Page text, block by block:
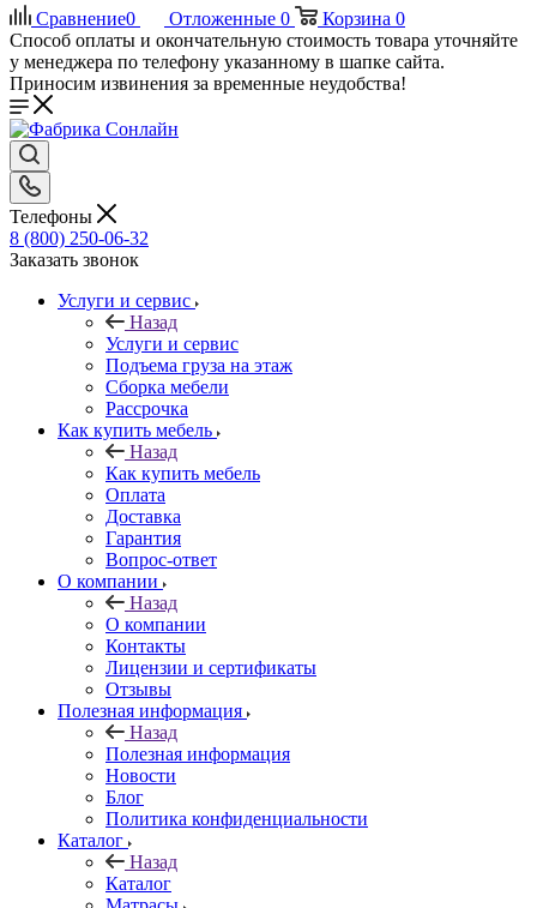
Сравнение0 Отложенные 0 Корзина 0
Способ оплаты и окончательную стоимость товара уточняйте
у менеджера по телефону указанному в шапке сайта.
Приносим извинения за временные неудобства!
Телефоны
8 (800) 250-06-32
Заказать звонок
Услуги и сервис
Назад
Услуги и сервис
Подъема груза на этаж
Сборка мебели
Рассрочка
Как купить мебель
Назад
Как купить мебель
Оплата
Доставка
Гарантия
Вопрос-ответ
О компании
Назад
О компании
Контакты
Лицензии и сертификаты
Отзывы
Полезная информация
Назад
Полезная информация
Новости
Блог
Политика конфиденциальности
Каталог
Назад
Каталог